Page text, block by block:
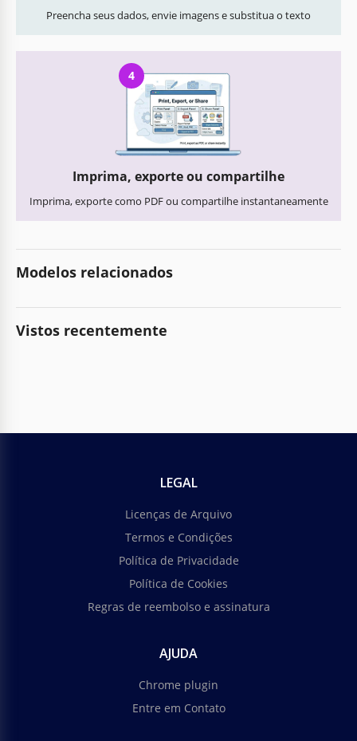
Preencha seus dados, envie imagens e substitua o texto
4
Imprima, exporte ou compartilhe
Imprima, exporte como PDF ou compartilhe instantaneamente
Modelos relacionados
Vistos recentemente
LEGAL
Licenças de Arquivo
Termos e Condições
Política de Privacidade
Política de Cookies
Regras de reembolso e assinatura
AJUDA
Chrome plugin
Entre em Contato